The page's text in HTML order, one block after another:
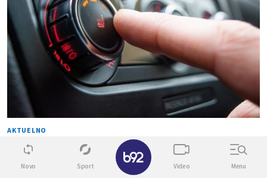
AKTUELNO
Zaboravite ogromne ekrane i veštačku
inteligenciju – vozači žele ovo
Novo Sport Video Menu
✕